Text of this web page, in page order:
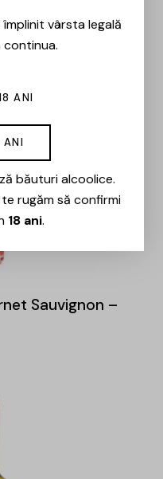
Sauvignon –
vârsta legală
ANI
ANI
băuturi alcoolice.
rugăm să confirmi
18 ani.